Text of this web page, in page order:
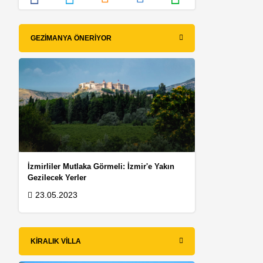
GEZIMANYA ÖNERIYOR
İzmirliler Mutlaka Görmeli: İzmir'e Yakın
Gezilecek Yerler
23.05.2023
KIRALIK VILLA